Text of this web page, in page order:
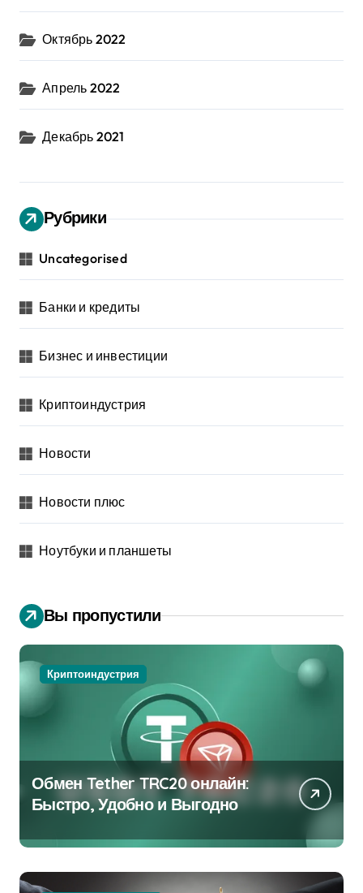
Октябрь 2022
Апрель 2022
Декабрь 2021
Рубрики
Uncategorised
Банки и кредиты
Бизнес и инвестиции
Криптоиндустрия
Новости
Новости плюс
Ноутбуки и планшеты
Вы пропустили
Криптоиндустрия
Обмен Tether TRC20 онлайн:
Быстро, Удобно и Выгодно